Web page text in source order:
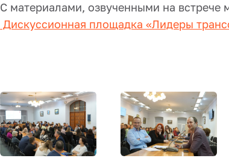
С материалами, озвученными на встрече
Дискуссионная площадка «Лидеры